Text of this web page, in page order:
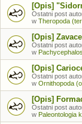
[Opis]
Ostatni post
w Theropoda
[Opis]
Ostatni post
w
[Opis]
Ostatni post
w Ornithopoda
[Opis]
Ostatni post
w Paleontologia